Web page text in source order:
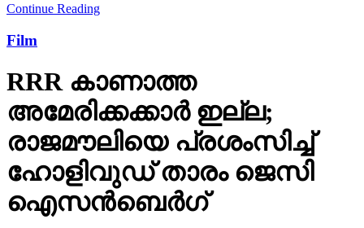
Continue Reading
Film
RRR കാണാത്ത
അമേരിക്കക്കാര്‍ ഇല്ല;
രാജമൗലിയെ പ്രശംസിച്ച്
ഹോളിവുഡ് താരം ജെസി
ഐസന്‍ബെര്‍ഗ്